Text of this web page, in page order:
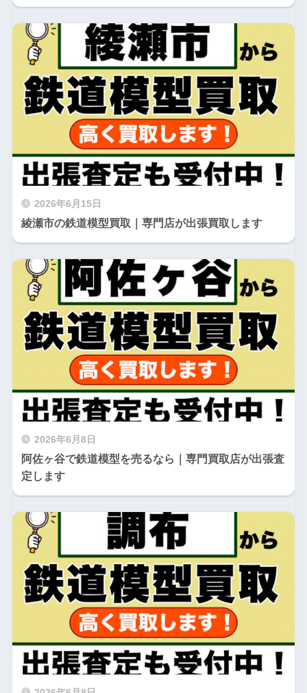
2026年6月15日
綾瀬市の鉄道模型買取｜専門店が出張買取します
2026年6月8日
阿佐ヶ谷で鉄道模型を売るなら｜専門買取店が出張査
定します